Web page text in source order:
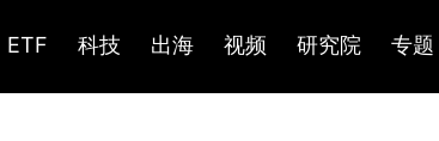
ETF 科技 出海 视频 研究院 专题